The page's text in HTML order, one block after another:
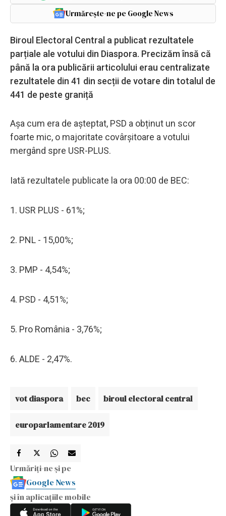
Urmărește-ne pe Google News
Biroul Electoral Central a publicat rezultatele
parțiale ale votului din Diaspora. Precizăm însă că
până la ora publicării articolului erau centralizate
rezultatele din 41 din secții de votare din totalul de
441 de peste graniță
Așa cum era de așteptat, PSD a obținut un scor
foarte mic, o majoritate covârșitoare a votului
mergând spre USR-PLUS.
Iată rezultatele publicate la ora 00:00 de BEC:
1. USR PLUS - 61%;
2. PNL - 15,00%;
3. PMP - 4,54%;
4. PSD - 4,51%;
5. Pro România - 3,76%;
6. ALDE - 2,47%.
vot diaspora bec biroul electoral central
europarlamentare 2019
Urmăriți-ne și pe
Google News
și în aplicațiile mobile